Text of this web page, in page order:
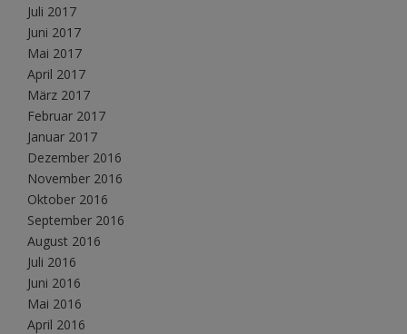
Juli 2017
Juni 2017
Mai 2017
April 2017
März 2017
Februar 2017
Januar 2017
Dezember 2016
November 2016
Oktober 2016
September 2016
August 2016
Juli 2016
Juni 2016
Mai 2016
April 2016